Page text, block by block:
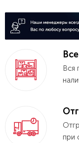
Вся
при